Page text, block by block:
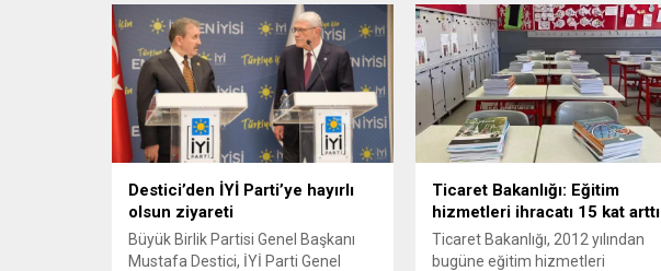
olarak duyuruldu.
Destici’den İYİ Parti’ye hayırlı
olsun ziyareti
Büyük Birlik Partisi Genel Başkanı
Mustafa Destici, İYİ Parti Genel
Ticaret Bakanlığı: Eğitim
hizmetleri ihracatı 15 kat arttı
Ticaret Bakanlığı, 2012 yılından
bugüne eğitim hizmetleri